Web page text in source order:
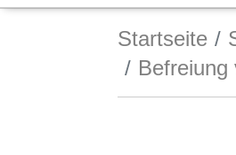
Startseite
Befreiung